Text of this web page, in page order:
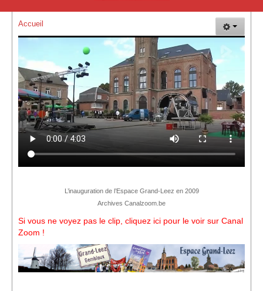
L'Hirondelle de Grand-Leez - Société Colombophile
Les événements
Vue d'ensemble des évènements
Evénements de EGL
Evènements de EGL Nature
Evénements des membres
GLEF 2017 : 150 ans de la maison communale
Autres évènements
Comment nous rejoindre !
Location de Salle à l'Espace Grand-Leez
Accueil
L’inauguration de l’Espace Grand-Leez en 2009
Archives Canalzoom.be
Si vous ne voyez pas le clip, cliquez ici pour le voir sur Canal
Zoom !